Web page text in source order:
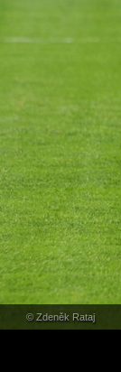
© Zdeněk Rataj